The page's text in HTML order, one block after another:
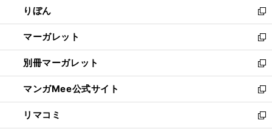
く
で
開
く
ド
ウ
で
開
く
ィ
ン
ド
ウ
で
開
く
りぼん
新
し
い
ウ
ィ
ン
ド
ウ
で
マーガレット
新
し
い
ウ
ィ
ン
ド
別冊マーガレット
新
し
い
ウ
ィ
マンガMee公式サイト
新
し
い
リマコミ
新